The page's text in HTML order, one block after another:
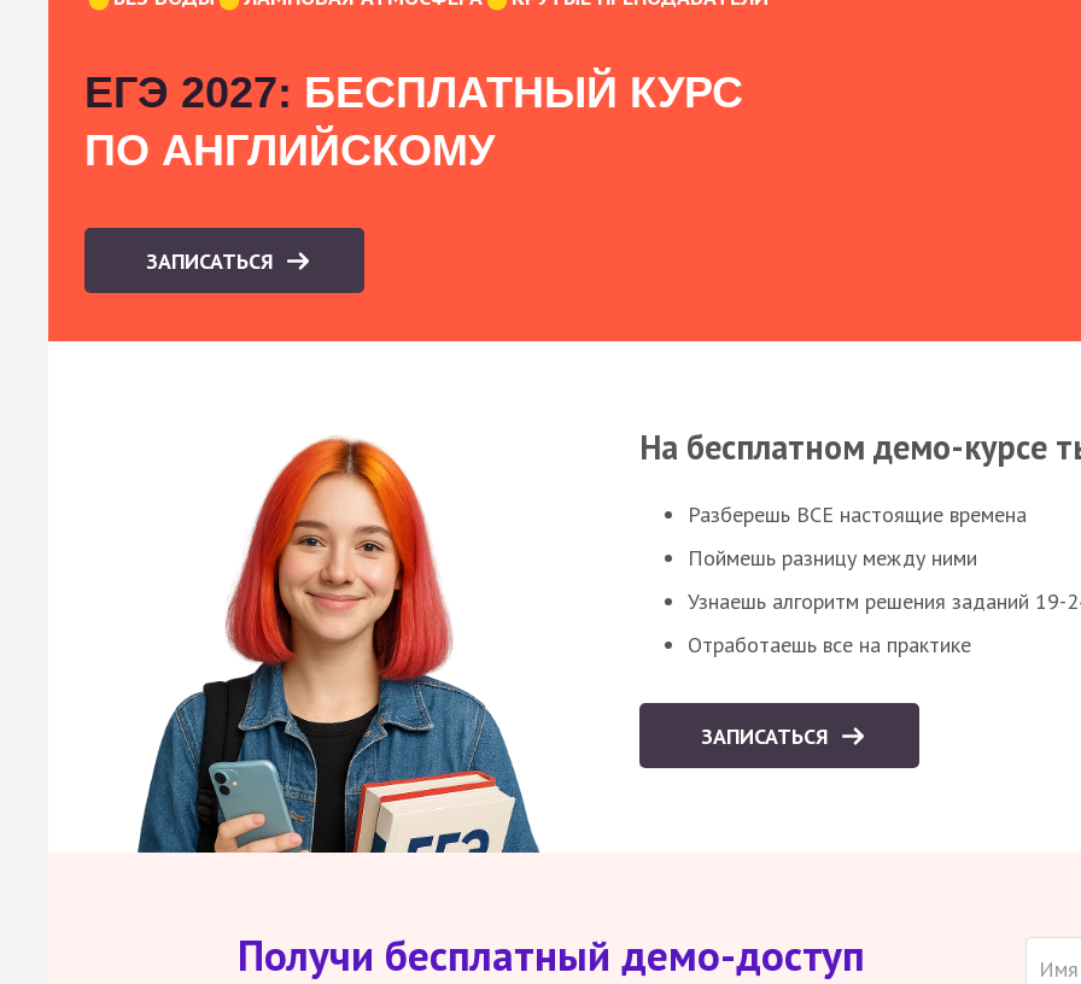
ЕГЭ 2027: БЕСПЛАТНЫЙ КУРС
ПО АНГЛИЙСКОМУ
ЗАПИСАТЬСЯ
На бесплатном демо-курсе
Разберешь ВСЕ настоящие времена
Поймешь разницу между ними
Узнаешь алгоритм решения заданий 19-
Отработаешь все на практике
ЗАПИСАТЬСЯ
Получи бесплатный демо-доступ